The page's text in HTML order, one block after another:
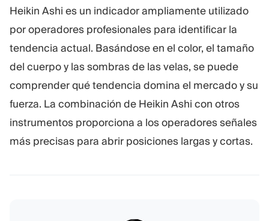
Heikin Ashi es un indicador ampliamente utilizado
por operadores profesionales para identificar la
tendencia actual. Basándose en el color, el tamaño
del cuerpo y las sombras de las velas, se puede
comprender qué tendencia domina el mercado y su
fuerza. La combinación de Heikin Ashi con otros
instrumentos proporciona a los operadores señales
más precisas para abrir posiciones largas y cortas.